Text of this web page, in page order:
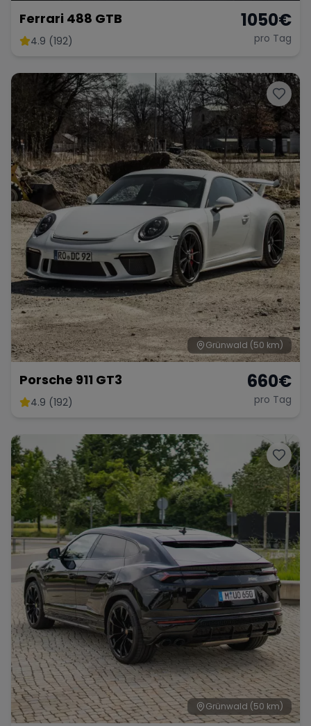
Ferrari 488 GTB
4.9 (192)
1050€
pro Tag
Grünwald (50 km)
Porsche 911 GT3
4.9 (192)
660€
pro Tag
Grünwald (50 km)